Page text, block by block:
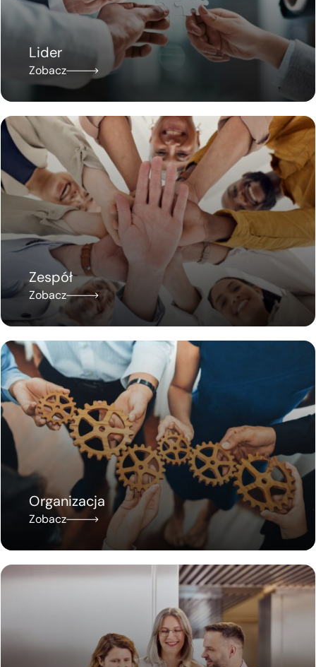
Lider
Zobacz
Zespół
Zobacz
Organizacja
Zobacz